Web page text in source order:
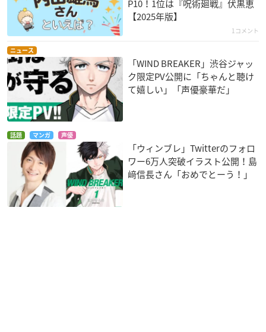
P10！1位は『呪術廻戦』伏黒恵
【2025年版】
1コメント
ニュース
「WIND BREAKER」渋谷ジャッ
ク限定PV公開に「ちゃんと聴け
て嬉しい」「声優豪華だ」
話題 マンガ 声優
「ウィンブレ」Twitterのフォロ
ワー6万人突破イラスト公開！島
﨑信長さん「おめでとーう！」